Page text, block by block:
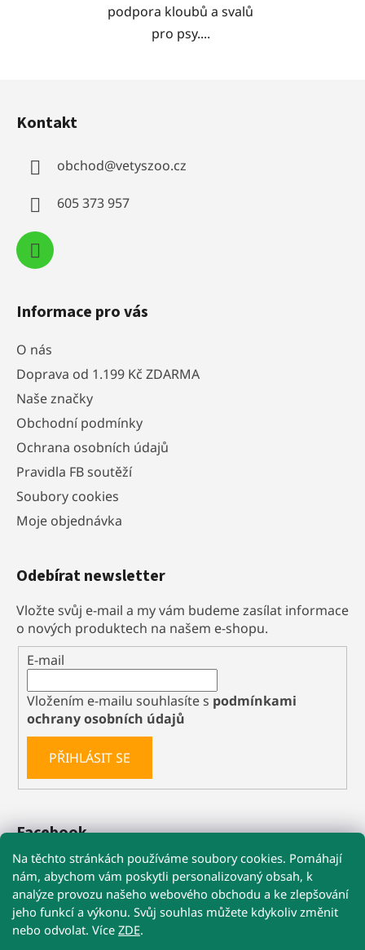
Na těchto stránkách používáme soubory cookies. Pomáhají
nám, abychom vám poskytli personalizovaný obsah, k
analýze provozu našeho webového obchodu a ke zlepšování
jeho funkcí a výkonu. Svůj souhlas můžete kdykoliv změnit
nebo odvolat. Více ZDE.
🚚 Při nákupu nad 1 199 Kč máte dopravu
ZDARMA
podpora kloubů a svalů
pro psy....
Kontakt
obchod@vetyszoo.cz
605 373 957
Informace pro vás
O nás
Doprava od 1.199 Kč ZDARMA
Naše značky
Obchodní podmínky
Ochrana osobních údajů
Pravidla FB soutěží
Soubory cookies
Moje objednávka
Odebírat newsletter
Vložte svůj e-mail a my vám budeme zasílat informace
o nových produktech na našem e-shopu.
E-mail
Vložením e-mailu souhlasíte s podmínkami
ochrany osobních údajů
PŘIHLÁSIT SE
Facebook